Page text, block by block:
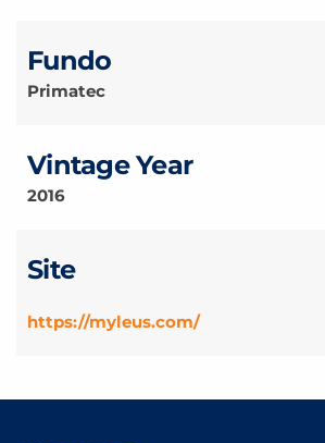
Fundo
Primatec
Vintage Year
2016
Site
https://myleus.com/